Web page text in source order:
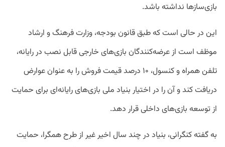
بازی‌سازها نداشته باشد.
این در حالی است که طبق قانون بودجه، وزارت فرهنگ و ارشاد
موظف است از عرضه‌کنندگان بازی‌های خارجی قابل نصب در رایانه،
تلفن همراه و کنسول، ۱۰ درصد قیمت فروش را به عنوان عوارض
دریافت کند و آن را در اختیار بنیاد ملی بازی‌های رایانه‌ای برای حمایت
از توسعه بازی‌های داخلی قرار دهد.
به گفته کنگرانی، بنیاد در چند سال اخیر غیر از طرح همگرا، حمایت